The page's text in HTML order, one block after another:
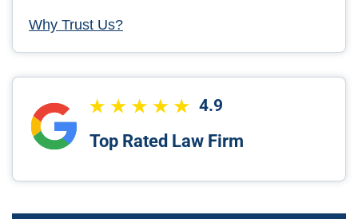
Why Trust Us?
4.9
Top Rated Law Firm